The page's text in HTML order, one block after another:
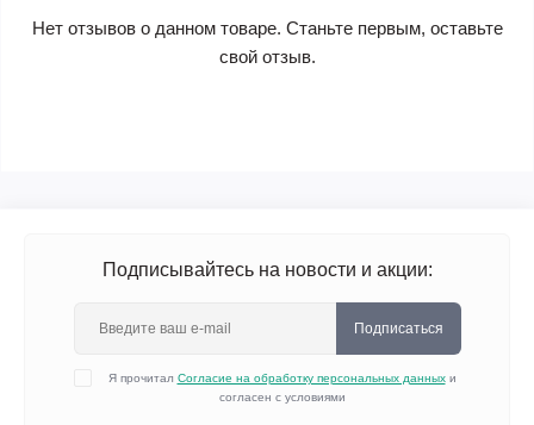
Нет отзывов о данном товаре. Станьте первым, оставьте
свой отзыв.
Подписывайтесь на новости и акции:
Подписаться
Я прочитал Согласие на обработку персональных данныхи
согласен с условиями